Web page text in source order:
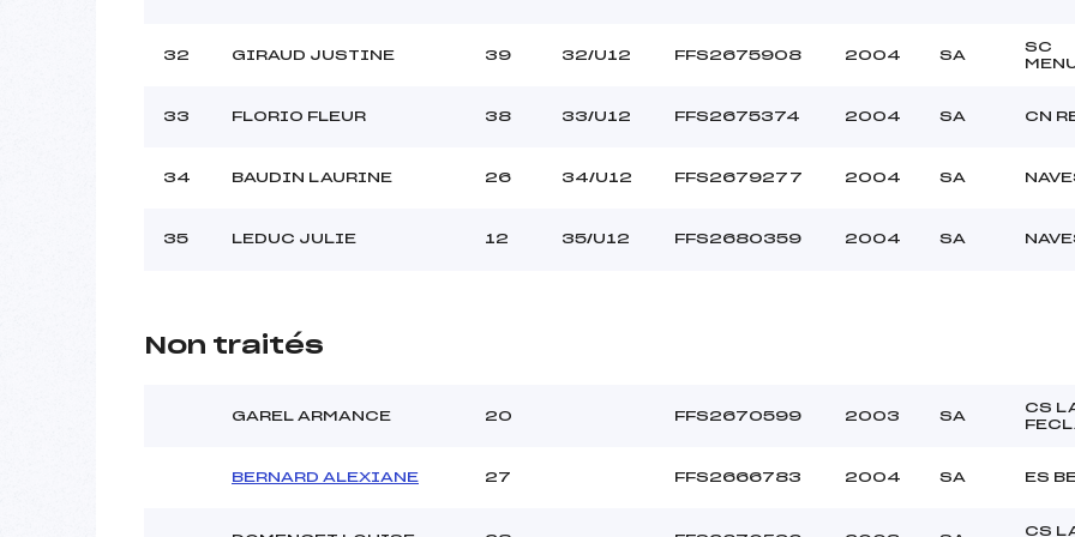
32 GIRAUD JUSTINE 39 32/U12 FFS2675908 2004 SA
SC
33 FLORIO FLEUR 38 33/U12 FFS2675374 2004 SA CN
34 BAUDIN LAURINE 26 34/U12 FFS2679277 2004 SA
35 LEDUC JULIE 12 35/U12 FFS2680359 2004 SA
Non traités
GAREL ARMANCE 20 FFS2670599 2003 SA
CS
BERNARD ALEXIANE 27 FFS2666783 2004 SA ES
CS